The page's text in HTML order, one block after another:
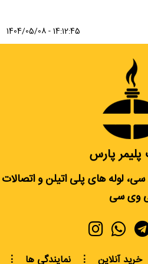
1404/05/08 - 14:12:45
پارس
لوله های پلی اتیلن و اتصالات
وی سی
خرید آنلاین ⋮ نمایندگی ها ⋮